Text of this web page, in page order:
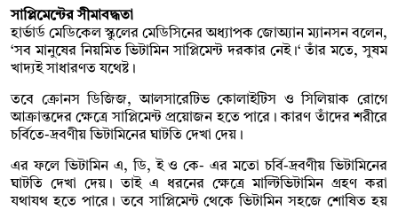
সাপ্লিমেন্টের সীমাবদ্ধতা
হার্ভার্ড মেডিকেল স্কুলের মেডিসিনের অধ্যাপক জোঅ্যান ম্যানসন বলেন,
‘সব মানুষের নিয়মিত ভিটামিন সাপ্লিমেন্ট দরকার নেই।‘ তাঁর মতে, সুষম
খাদ্যই সাধারণত যথেষ্ট।
তবে ক্রোনস ডিজিজ, আলসারেটিভ কোলাইটিস ও সিলিয়াক রোগে
আক্রান্তদের ক্ষেত্রে সাপ্লিমেন্ট প্রয়োজন হতে পারে। কারণ তাঁদের শরীরে
চর্বিতে-দ্রবণীয় ভিটামিনের ঘাটতি দেখা দেয়।
এর ফলে ভিটামিন এ, ডি, ই ও কে- এর মতো চর্বি-দ্রবণীয় ভিটামিনের
ঘাটতি দেখা দেয়। তাই এ ধরনের ক্ষেত্রে মাল্টিভিটামিন গ্রহণ করা
যথাযথ হতে পারে। তবে সাপ্লিমেন্ট থেকে ভিটামিন সহজে শোষিত হয়